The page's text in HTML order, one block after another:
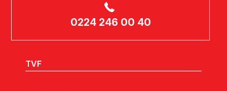
0224 246 00 40
TVF